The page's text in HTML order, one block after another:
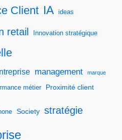
Client IA ideas
retail Innovation stratégique
management marque
métier Proximité client
Society stratégie